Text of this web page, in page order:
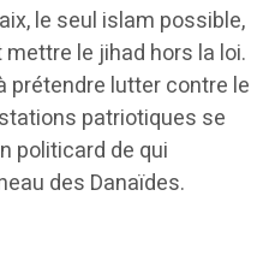
le seul islam possible,
mettre le jihad hors la loi.
prétendre lutter contre le
patriotiques se
politicard de qui
des Danaïdes.